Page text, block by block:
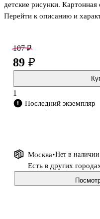
детские рисунки. Картонная
поэтому его удобно
Перейти к описанию и
107 ₽
89 ₽
1
Последний экземпляр
Москва Нет в наличии
Есть в других